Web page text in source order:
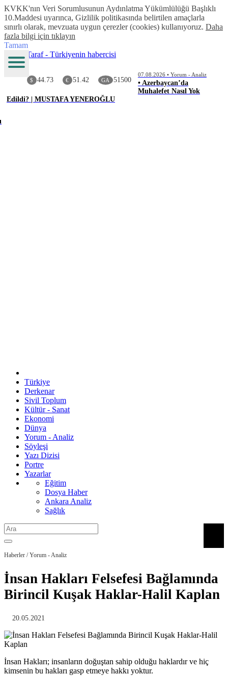
KVKK'nın Veri Sorumlusunun Aydınlatma Yükümlülüğü Başlıklı
10.Maddesi uyarınca, Gizlilik politikasında belirtilen amaçlarla
sınırlı olarak, mevzuata uygun çerezler (cookies) kullanıyoruz. Daha
fazla bilgi için tıklayın
Tamam
$ 44.73 € 51.42 GA 51500
07.08.2026 • Yorum - Analiz
• Azerbaycan’da
Muhalefet Nasıl Yok
Edildi? | MUSTAFA YENEROĞLU
Türkiye
Derkenar
Sivil Toplum
Kültür - Sanat
Ekonomi
Dünya
Yorum - Analiz
Söyleşi
Yazı Dizisi
Portre
Yazarlar
Eğitim
Dosya Haber
Ankara Analiz
Sağlık
Haberler / Yorum - Analiz
İnsan Hakları Felsefesi Bağlamında
Birincil Kuşak Haklar-Halil Kaplan
20.05.2021
İnsan Hakları; insanların doğuştan sahip olduğu haklardır ve hiç
kimsenin bu hakları gasp etmeye hakkı yoktur.